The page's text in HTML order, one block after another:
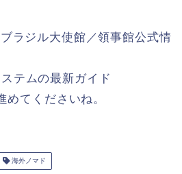
ラジル大使館／領事館公式情
テムの最新ガイド
めてくださいね。
海外ノマド